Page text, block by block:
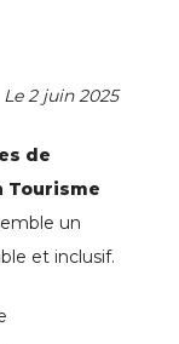
Le 2 juin 2025
de
Tourisme
un
et inclusif.